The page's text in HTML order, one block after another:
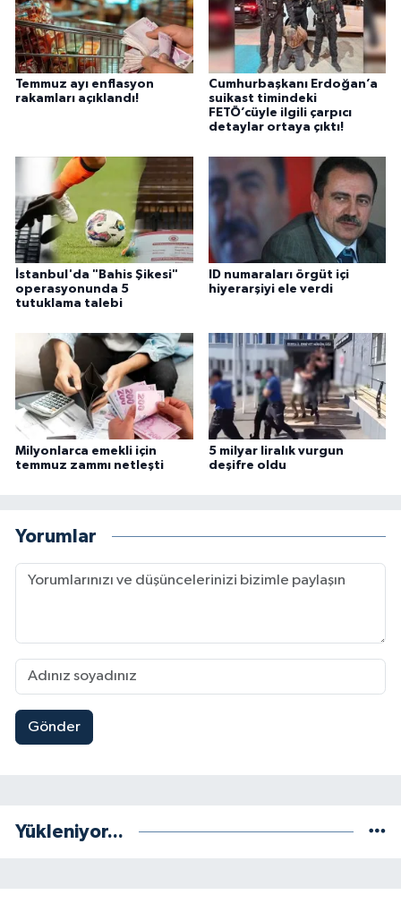
Temmuz ayı enflasyon
rakamları açıklandı!
Cumhurbaşkanı Erdoğan’a
suikast timindeki
FETÖ’cüyle ilgili çarpıcı
detaylar ortaya çıktı!
İstanbul'da "Bahis Şikesi"
operasyonunda 5
tutuklama talebi
ID numaraları örgüt içi
hiyerarşiyi ele verdi
Milyonlarca emekli için
temmuz zammı netleşti
5 milyar liralık vurgun
deşifre oldu
Yorumlar
Gönder
Yükleniyor...